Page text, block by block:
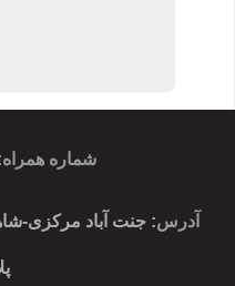
شماره همراه
آدرس: جنت آباد مرکزی-